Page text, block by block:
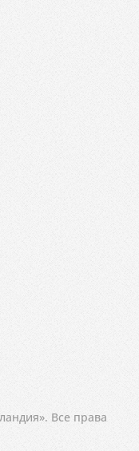
Все права